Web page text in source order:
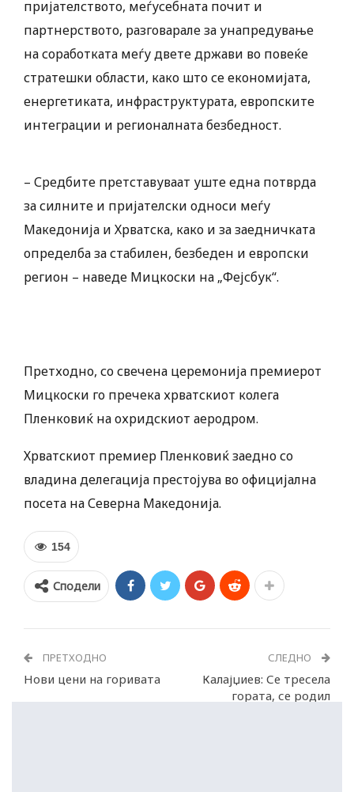
пријателството, меѓусебната почит и
партнерството, разговарале за унапредување
на соработката меѓу двете држави во повеќе
стратешки области, како што се економијата,
енергетиката, инфраструктурата, европските
интеграции и регионалната безбедност.
– Средбите претставуваат уште една потврда
за силните и пријателски односи меѓу
Македонија и Хрватска, како и за заедничката
определба за стабилен, безбеден и европски
регион – наведе Мицкоски на „Фејсбук“.
Претходно, со свечена церемонија премиерот
Мицкоски го пречека хрватскиот колега
Пленковиќ на охридскиот аеродром.
Хрватскиот премиер Пленковиќ заедно со
владина делегација престојува во официјална
посета на Северна Македонија.
154
Сподели
ПРЕТХОДНО
Нови цени на горивата
СЛЕДНО
Калајџиев: Се тресела
гората, се родил